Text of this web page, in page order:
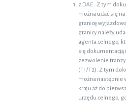
z DAE . Z tym
można udać się
granicę
granicy należy
agenta celnego,
się dokumentacją
zezwolenie
(T1/T2). Z tym
można następnie
kraju aż do
urzędu celnego,